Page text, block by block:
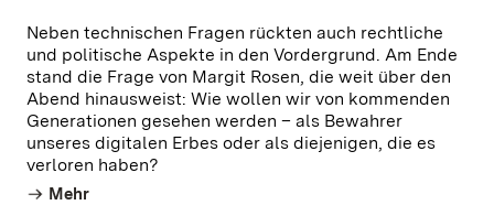
Neben technischen Fragen rückten auch rechtliche
und politische Aspekte in den Vordergrund. Am Ende
stand die Frage von Margit Rosen, die weit über den
Abend hinausweist: Wie wollen wir von kommenden
Generationen gesehen werden – als Bewahrer
unseres digitalen Erbes oder als diejenigen, die es
verloren haben?
Mehr